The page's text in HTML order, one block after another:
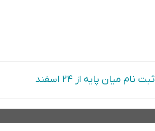
میان پایه از ۲۴ اسفند